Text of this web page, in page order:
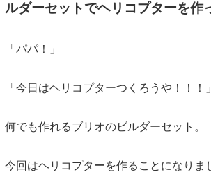
ルダーセットでヘリコプターを作
「パパ！」
「今日はヘリコプターつくろうや！！！」
何でも作れるブリオのビルダーセット。
今回はヘリコプターを作ることになりま